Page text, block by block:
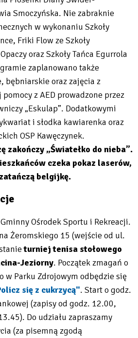
Smoczyńska. Nie zabraknie
w wykonaniu Szkoły
Friki Flow ze Szkoły
oraz Szkoły Tańca Egurrola
zaplanowano także
bębniarskie oraz zajęcia z
z AED prowadzone przez
„Eskulap”. Dodatkowymi
i słodka kawiarenka oraz
OSP Kawęczynek.
zakończy „Światełko do nieba”.
czeka pokaz laserów,
belgijkę.
Ośrodek Sportu i Rekreacji.
Żeromskiego 15 (wejście od ul.
turniej tenisa stołowego
Jeziorny. Początek zmagań o
w Parku Zdrojowym odbędzie się
się z cukrzycą". Start o godz.
(zapisy od godz. 12.00,
Do udziału zapraszamy
(za pisemną zgodą